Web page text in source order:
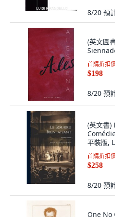
8/20 預
(英文圖
首購折扣
$198
8/20 預
(英文書)
平裝版,
首購折扣
$258
8/20 預
One No